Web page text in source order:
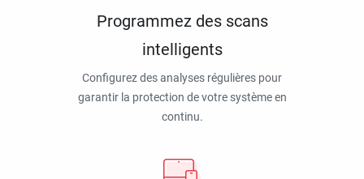
Programmez des scans
intelligents
Configurez des analyses régulières pour
garantir la protection de votre système en
continu.